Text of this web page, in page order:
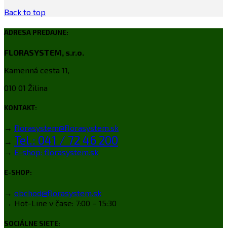
Back to top
ADRESA PREDAJNE:
FLORASYSTEM, s.r.o.
Kamenná cesta 11,
010 01 Žilina
KONTAKT:
→ florasystem@florasystem.sk
→ Tel.: 041 / 72 46 200
→ E-shop: florasystem.sk
E-SHOP:
→ obchod@florasystem.sk
→ Hot-Line v čase: 7:00 – 15:30
SOCIÁLNE SIETE: